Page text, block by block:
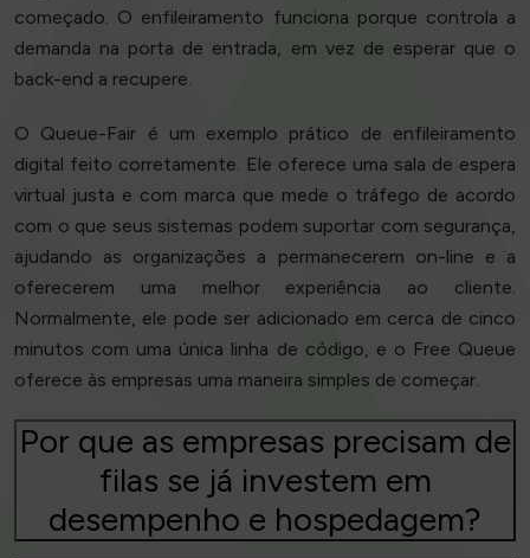
começado. O enfileiramento funciona porque controla a
demanda na porta de entrada, em vez de esperar que o
back-end a recupere.
O Queue-Fair é um exemplo prático de enfileiramento
digital feito corretamente. Ele oferece uma sala de espera
virtual justa e com marca que mede o tráfego de acordo
com o que seus sistemas podem suportar com segurança,
ajudando as organizações a permanecerem on-line e a
oferecerem uma melhor experiência ao cliente.
Normalmente, ele pode ser adicionado em cerca de cinco
minutos com uma única linha de código, e o Free Queue
oferece às empresas uma maneira simples de começar.
Por que as empresas precisam de
filas se já investem em
desempenho e hospedagem?